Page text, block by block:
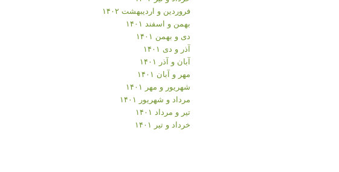
فروردین و اردیبهشت ۱۴۰۲
بهمن و اسفند ۱۴۰۱
دی و بهمن ۱۴۰۱
آذر و دی ۱۴۰۱
آبان و آذر ۱۴۰۱
مهر و آبان ۱۴۰۱
شهریور و مهر ۱۴۰۱
مرداد و شهریور ۱۴۰۱
تیر و مرداد ۱۴۰۱
خرداد و تیر ۱۴۰۱